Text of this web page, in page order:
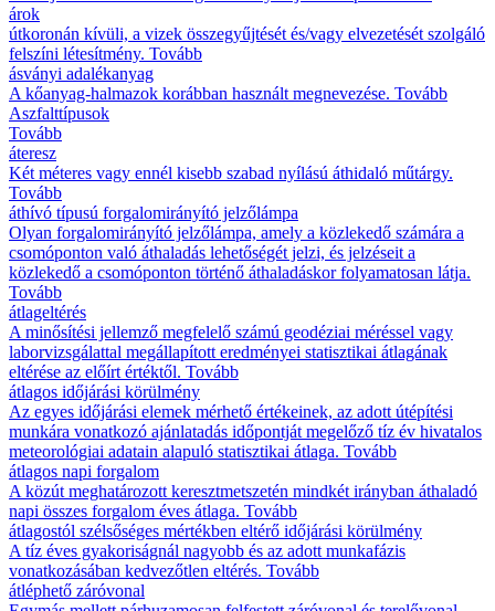
árok
útkoronán kívüli, a vizek összegyűjtését és/vagy elvezetését szolgáló
felszíni létesítmény. Tovább
ásványi adalékanyag
A kőanyag-halmazok korábban használt megnevezése. Tovább
Aszfalttípusok
Tovább
áteresz
Két méteres vagy ennél kisebb szabad nyílású áthidaló műtárgy.
Tovább
áthívó típusú forgalomirányító jelzőlámpa
Olyan forgalomirányító jelzőlámpa, amely a közlekedő számára a
csomóponton való áthaladás lehetőségét jelzi, és jelzéseit a
közlekedő a csomóponton történő áthaladáskor folyamatosan látja.
Tovább
átlageltérés
A minősítési jellemző megfelelő számú geodéziai méréssel vagy
laborvizsgálattal megállapított eredményei statisztikai átlagának
eltérése az előírt értéktől. Tovább
átlagos időjárási körülmény
Az egyes időjárási elemek mérhető értékeinek, az adott útépítési
munkára vonatkozó ajánlatadás időpontját megelőző tíz év hivatalos
meteorológiai adatain alapuló statisztikai átlaga. Tovább
átlagos napi forgalom
A közút meghatározott keresztmetszetén mindkét irányban áthaladó
napi összes forgalom éves átlaga. Tovább
átlagostól szélsőséges mértékben eltérő időjárási körülmény
A tíz éves gyakoriságnál nagyobb és az adott munkafázis
vonatkozásában kedvezőtlen eltérés. Tovább
átléphető záróvonal